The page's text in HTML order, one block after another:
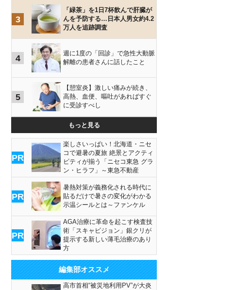
3
「緑茶」を1日7杯飲んで肝臓が
んを予防する…日本人男女約4.2
万人を追跡調査
4
週に1度の「回診」で急性大動脈
解離の患者さんに話したこと
5
【憩室炎】激しい痛みが続き、
高熱、血便、嘔吐があればすぐ
に受診すべし
もっと見る
PR
楽しさいっぱい！北海道・ニセ
コで避暑の夏旅 絶景とアクティ
ビティが揃う「ニセコ東急 グラ
ン・ヒラフ」～東急不動産
PR
暑熱対策が義務化される時代に
貼るだけで暑さの変化がわかる
示温シールとは～ファンケル
PR
AGA治療に革命を起こす検査技
術「スキャビジョン」銀クリが
提示する新しい薄毛治療のあり
方
編集部オススメ
高市首相“被災地利用PV”が大炎